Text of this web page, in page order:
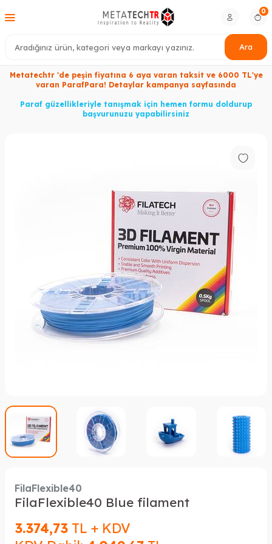
Ara
0
Metatechtr 'de peşin fiyatına 6 aya varan taksit ve 6000 TL'ye
varan ParafPara! Detaylar kampanya sayfasında
Paraf güzellikleriyle tanışmak için hemen formu doldurup
başvurunuzu yapabilirsiniz
FilaFlexible40
FilaFlexible40 Blue filament
3.374,73 TL + KDV